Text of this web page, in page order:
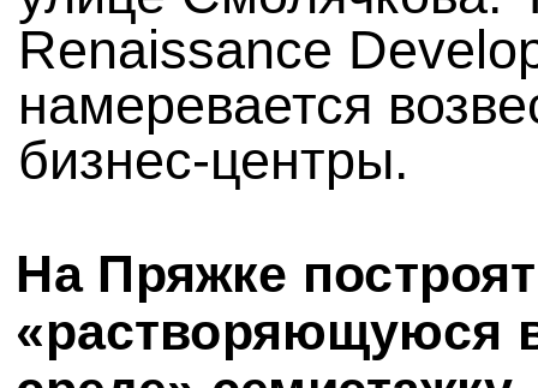
Renaissance
намеревается
бизнес-центры.
На Пряжке построят
«растворяющуюся